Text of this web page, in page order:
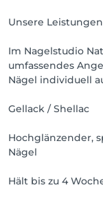
Unsere
Im Nagelstudio
umfassendes
Nägel individuell
Gellack / Shellac
Hochglänzender,
Nägel
Hält bis zu 4